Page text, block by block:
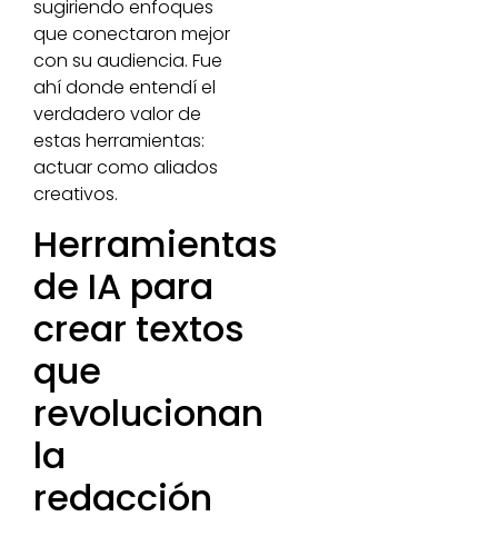
sugiriendo enfoques
que conectaron mejor
con su audiencia. Fue
ahí donde entendí el
verdadero valor de
estas herramientas:
actuar como aliados
creativos.
Herramientas
de IA para
crear textos
que
revolucionan
la
redacción